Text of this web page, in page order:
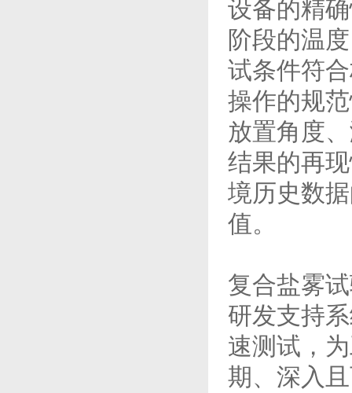
设备的精
阶段的温
试条件符
操作的规
放置角度
结果的再
境历史数
值。
复合盐雾
研发支持
速测试，
期、深入